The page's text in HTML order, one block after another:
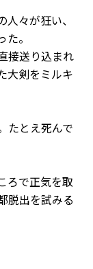
々が狂い、
。
接送り込まれ
大剣をミルキ
たとえ死んで
ろで正気を取
脱出を試みる